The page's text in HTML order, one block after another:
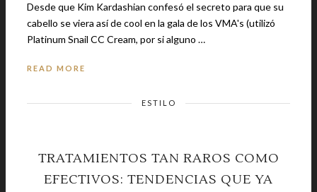
Desde que Kim Kardashian confesó el secreto para que su
cabello se viera así de cool en la gala de los VMA's (utilizó
Platinum Snail CC Cream, por si alguno …
READ MORE
ESTILO
TRATAMIENTOS TAN RAROS COMO
EFECTIVOS: TENDENCIAS QUE YA